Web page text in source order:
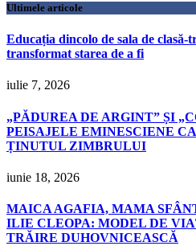
Ultimele articole
Educația dincolo de sala de clasă-
transformat starea de a fi
iulie 7, 2026
„PĂDUREA DE ARGINT” ȘI
PEISAJELE EMINESCIENE
ȚINUTUL ZIMBRULUI
iunie 18, 2026
MAICA AGAFIA, MAMA
ILIE CLEOPA: MODEL DE
TRĂIRE DUHOVNICEASCĂ